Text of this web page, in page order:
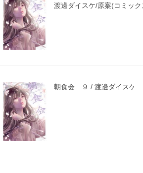
渡邊ダイスケ/原案(コミック
朝食会 ９ / 渡邊ダイスケ